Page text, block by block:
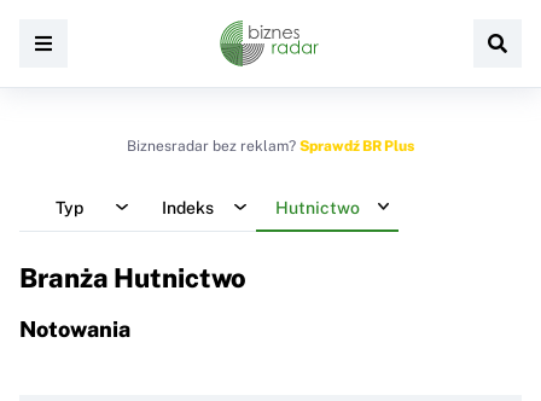
Biznesradar bez reklam? Sprawdź BR Plus
Typ Indeks Hutnictwo
Branża Hutnictwo
Notowania